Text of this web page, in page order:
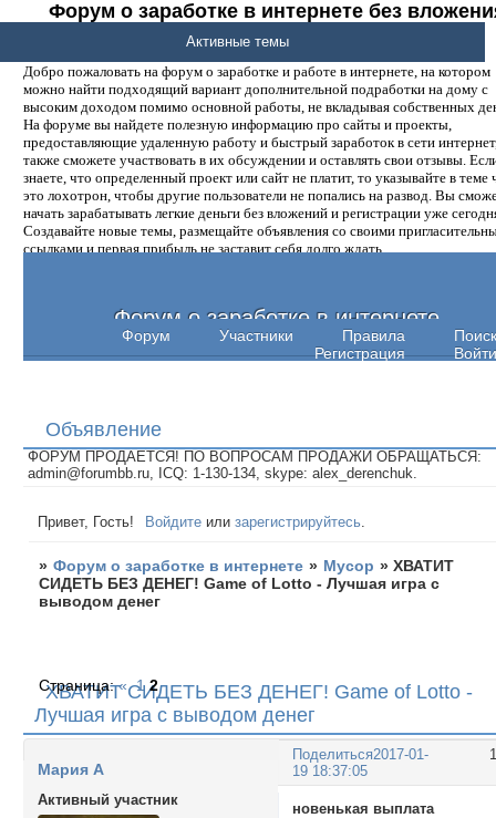
Форум о заработке в интернете без
денег.
Добро пожаловать на форум о заработке и работе в интернете, на котором
можно найти подходящий вариант дополнительной подработки на дому с
высоким доходом помимо основной работы, не вкладывая собственных
На форуме вы найдете полезную информацию про сайты и проекты,
предоставляющие удаленную работу и быстрый заработок в сети
также сможете участвовать в их обсуждении и оставлять свои отзывы.
знаете, что определенный проект или сайт не платит, то указывайте в теме
это лохотрон, чтобы другие пользователи не попались на развод. Вы
начать зарабатывать легкие деньги без вложений и регистрации уже
Создавайте новые темы, размещайте объявления со своими
ссылками и первая прибыль не заставит себя долго ждать.
Форум о заработке в интернете
Форум Участники Правила
Поиск
Регистрация
Войти
Активные темы
Объявление
ФОРУМ ПРОДАЕТСЯ! ПО ВОПРОСАМ ПРОДАЖИ ОБРАЩАТЬСЯ:
admin@forumbb.ru, ICQ: 1-130-134, skype: alex_derenchuk.
Привет, Гость! Войдите илизарегистрируйтесь
» Форум о заработке в интернете » Мусор »ХВАТИТ
СИДЕТЬ БЕЗ ДЕНЕГ! Game of Lotto - Лучшая игра с
выводом денег
ХВАТИТ СИДЕТЬ БЕЗ ДЕНЕГ! Game of Lotto -
Лучшая игра с выводом денег
Страница:« 1 2
Поделиться2017-01-
19 18:37:05
Мария А
Активный участник
новенькая выплата